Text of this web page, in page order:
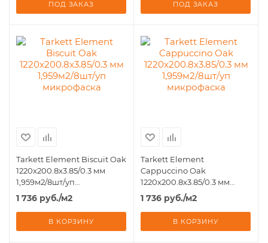
ПОД ЗАКАЗ ПОД ЗАКАЗ
Tarkett Element Biscuit Oak
1220x200.8x3.85/0.3 мм
1,959м2/8шт/уп
микрофаска
1 736 руб./м2
В КОРЗИНУ
Tarkett Element
Cappuccino Oak
1220x200.8x3.85/0.3 мм
1,959м2/8шт/уп
микрофаска
1 736 руб./м2
В КОРЗИНУ